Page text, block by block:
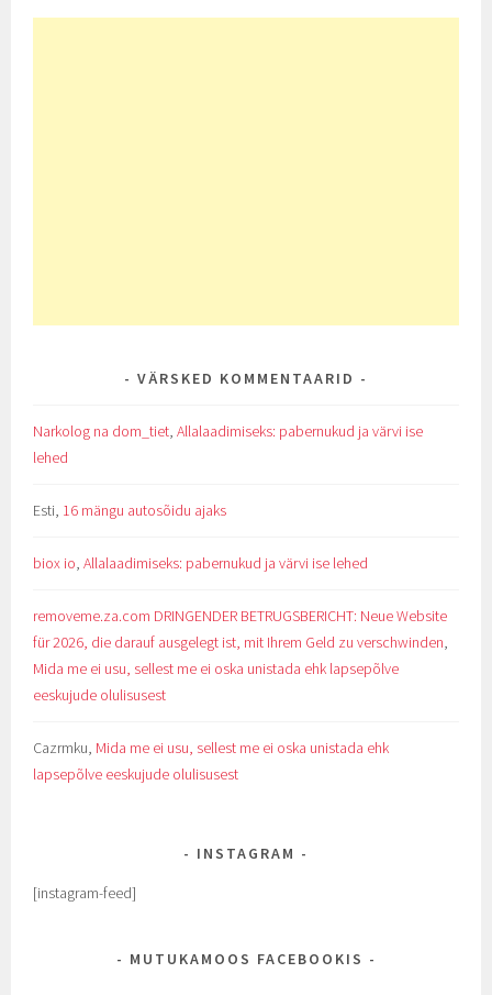
VÄRSKED KOMMENTAARID
Narkolog na dom_tiet,Allalaadimiseks: pabernukud ja värvi ise
lehed
Esti, 16 mängu autosõidu ajaks
biox io,Allalaadimiseks: pabernukud ja värvi ise lehed
removeme.za.com DRINGENDER BETRUGSBERICHT: Neue Website
für 2026, die darauf ausgelegt ist, mit Ihrem Geld zu verschwinden,
Mida me ei usu, sellest me ei oska unistada ehk lapsepõlve
eeskujude olulisusest
Cazrmku Mida me ei usu, sellest me ei oska unistada ehk
lapsepõlve eeskujude olulisusest
INSTAGRAM
[instagram-feed]
MUTUKAMOOS FACEBOOKIS